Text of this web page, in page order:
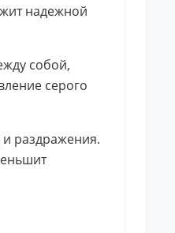
надежной
собой,
серого
и раздражения.